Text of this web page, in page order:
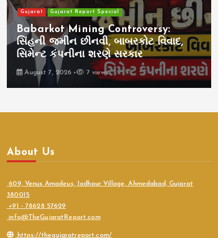
Gujarat Gujarat Report Special
Babarkot Mining Controversy:
સિંહની જમીન છીનવી, બાબરકોટ વિવાદ,
સિમેન્ટ કંપનીના શરણે સરકાર
August 7, 2026 7 views
About Us
609, Venus Amadeus, Jodhpur Village, Ahmedabad, Gujarat
380015
+91 - 78628 57629
info@TheGujaratReport.com
https://thegujaratreport.com/